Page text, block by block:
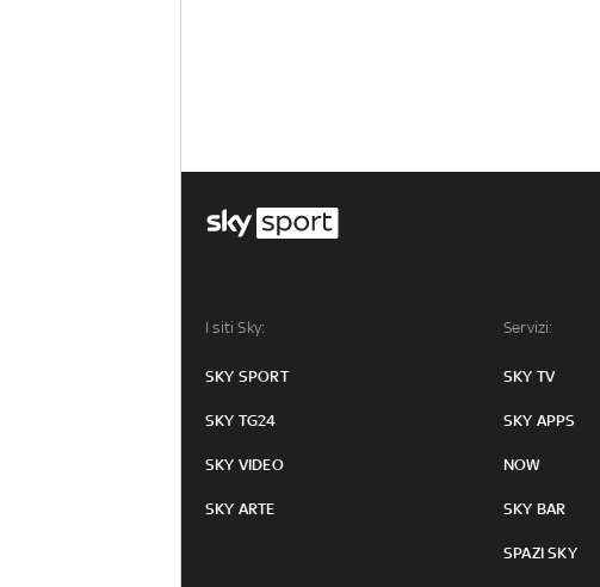
I siti Sky:
SKY SPORT
SKY TG24
SKY VIDEO
SKY ARTE
Servizi:
SKY TV
SKY APPS
NOW
SKY BAR
SPAZI SKY